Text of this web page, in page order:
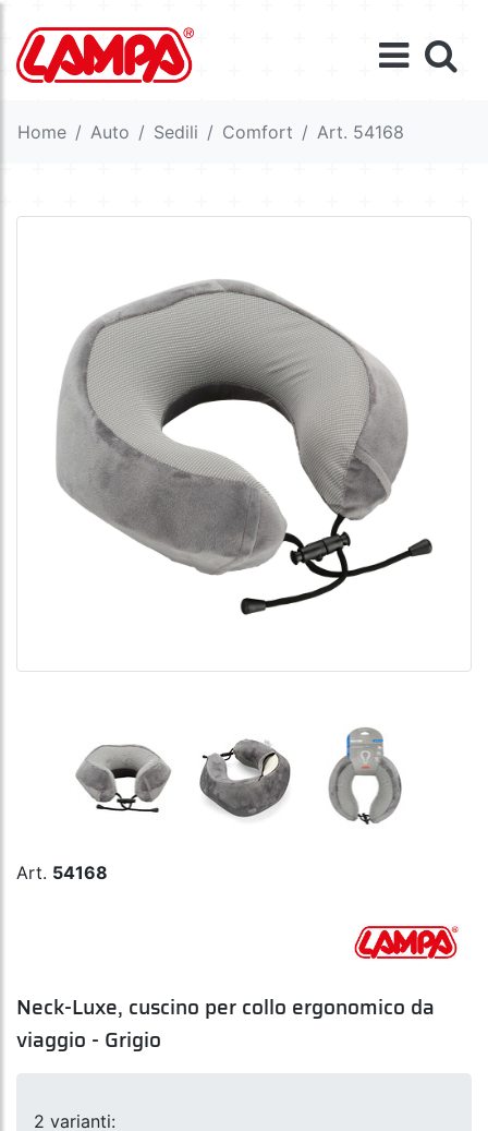
Home Auto Sedili Comfort Art. 54168
Art. 54168
Neck-Luxe, cuscino per collo ergonomico da
viaggio - Grigio
2 varianti: